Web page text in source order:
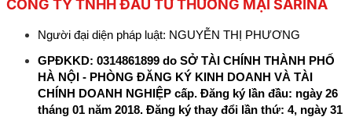
CÔNG TY TNHH ĐẦU TƯ THƯƠNG MẠI SARINA
Người đại diện pháp luật: NGUYỄN THỊ PHƯƠNG
GPĐKKD: 0314861899 do SỞ TÀI CHÍNH THÀNH PHỐ
HÀ NỘI - PHÒNG ĐĂNG KÝ KINH DOANH VÀ TÀI
CHÍNH DOANH NGHIỆP cấp. Đăng ký lần đầu: ngày 26
tháng 01 năm 2018. Đăng ký thay đổi lần thứ: 4, ngày 31